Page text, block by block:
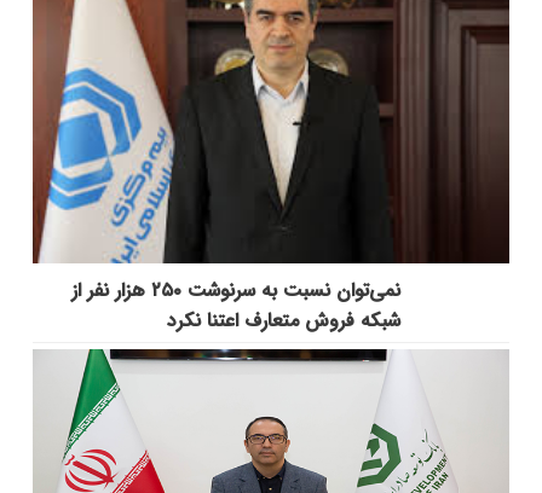
نمی‌توان نسبت به سرنوشت ۲۵۰ هزار نفر از
شبکه فروش متعارف اعتنا نکرد